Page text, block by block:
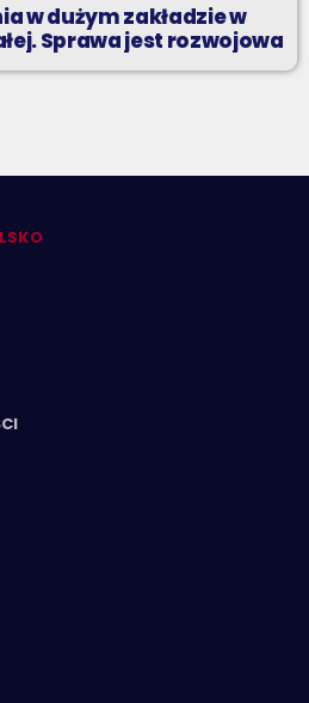
w dużym zakładzie w
Sprawa jest rozwojowa